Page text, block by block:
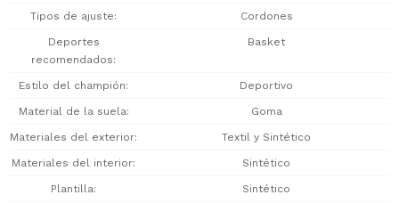
Tipos de ajuste Cordones
Deportes
recomendados
Basket
Estilo del champión Deportivo
Material de la suela Goma
Materiales del exterior Textil y Sintético
Materiales del interior Sintético
Plantilla Sintético